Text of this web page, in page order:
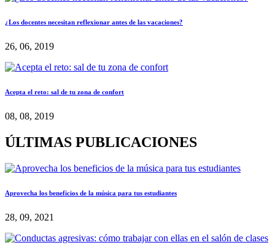
¿Los docentes necesitan reflexionar antes de las vacaciones?
26, 06, 2019
Acepta el reto: sal de tu zona de confort
08, 08, 2019
ÚLTIMAS PUBLICACIONES
Aprovecha los beneficios de la música para tus estudiantes
28, 09, 2021